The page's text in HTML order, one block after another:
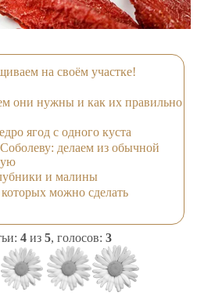
на своём участке!
они нужны и как их правильно
ягод с одного куста
делаем из обычной
и малины
можно сделать
4 из 5, голосов: 3